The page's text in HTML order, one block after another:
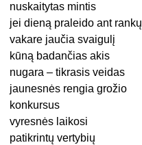
nuskaitytas mintis
jei dieną praleido ant rankų
vakare jaučia svaigulį
kūną badančias akis
nugara – tikrasis veidas
jaunesnės rengia grožio
konkursus
vyresnės laikosi
patikrintų vertybių